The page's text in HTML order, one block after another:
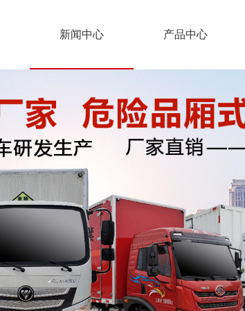
新闻中心 产品中心